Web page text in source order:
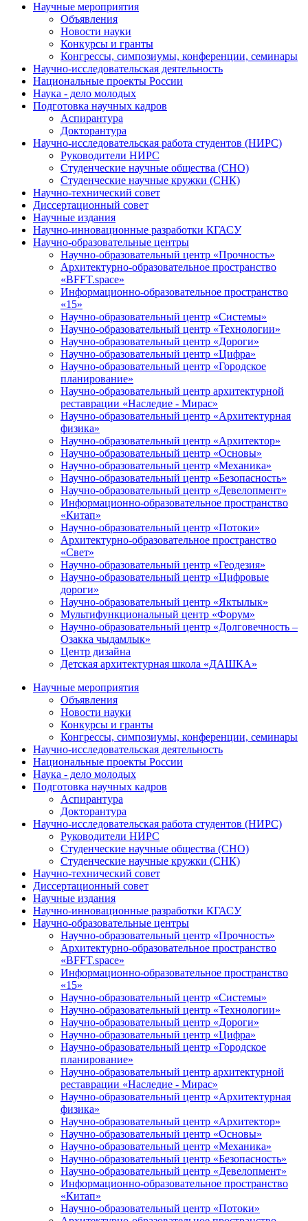
Научные мероприятия
Объявления
Новости науки
Конкурсы и гранты
Конгрессы, симпозиумы, конференции, семинары
Научно-исследовательская деятельность
Национальные проекты России
Наука - дело молодых
Подготовка научных кадров
Аспирантура
Докторантура
Научно-исследовательская работа студентов (НИРС)
Руководители НИРС
Студенческие научные общества (СНО)
Студенческие научные кружки (СНК)
Научно-технический совет
Диссертационный совет
Научные издания
Научно-инновационные разработки КГАСУ
Научно-образовательные центры
Научно-образовательный центр «Прочность»
Архитектурно-образовательное пространство
«BFFT.space»
Информационно-образовательное пространство
«15»
Научно-образовательный центр «Системы»
Научно-образовательный центр «Технологии»
Научно-образовательный центр «Дороги»
Научно-образовательный центр «Цифра»
Научно-образовательный центр «Городское
планирование»
Научно-образовательный центр архитектурной
реставрации «Наследие - Мирас»
Научно-образовательный центр «Архитектурная
физика»
Научно-образовательный центр «Архитектор»
Научно-образовательный центр «Основы»
Научно-образовательный центр «Механика»
Научно-образовательный центр «Безопасность»
Научно-образовательный центр «Девелопмент»
Информационно-образовательное пространство
«Китап»
Научно-образовательный центр «Потоки»
Архитектурно-образовательное пространство
«Свет»
Научно-образовательный центр «Геодезия»
Научно-образовательный центр «Цифровые
дороги»
Научно-образовательный центр «Яктылык»
Мультифункциональный центр «Форум»
Научно-образовательный центр «Долговечность –
Озакка чыдамлык»
Центр дизайна
Детская архитектурная школа «ДАШКА»
Научные мероприятия
Объявления
Новости науки
Конкурсы и гранты
Конгрессы, симпозиумы, конференции, семинары
Научно-исследовательская деятельность
Национальные проекты России
Наука - дело молодых
Подготовка научных кадров
Аспирантура
Докторантура
Научно-исследовательская работа студентов (НИРС)
Руководители НИРС
Студенческие научные общества (СНО)
Студенческие научные кружки (СНК)
Научно-технический совет
Диссертационный совет
Научные издания
Научно-инновационные разработки КГАСУ
Научно-образовательные центры
Научно-образовательный центр «Прочность»
Архитектурно-образовательное пространство
«BFFT.space»
Информационно-образовательное пространство
«15»
Научно-образовательный центр «Системы»
Научно-образовательный центр «Технологии»
Научно-образовательный центр «Дороги»
Научно-образовательный центр «Цифра»
Научно-образовательный центр «Городское
планирование»
Научно-образовательный центр архитектурной
реставрации «Наследие - Мирас»
Научно-образовательный центр «Архитектурная
физика»
Научно-образовательный центр «Архитектор»
Научно-образовательный центр «Основы»
Научно-образовательный центр «Механика»
Научно-образовательный центр «Безопасность»
Научно-образовательный центр «Девелопмент»
Информационно-образовательное пространство
«Китап»
Научно-образовательный центр «Потоки»